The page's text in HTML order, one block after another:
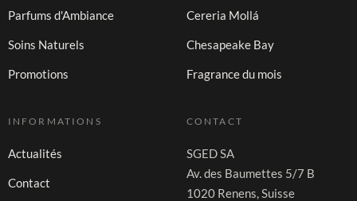
Parfums d'Ambiance
Soins Naturels
Promotions
Cereria Mollá
Chesapeake Bay
Fragrance du mois
INFORMATIONS
Actualités
Contact
CONTACT
SGED SA
Av. des Baumettes 5/7 B
1020 Renens, Suisse